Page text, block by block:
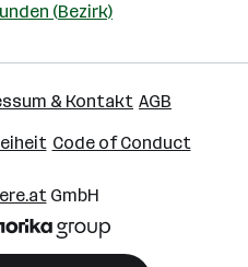
(Bezirk)
& Kontakt AGB
Code of Conduct
GmbH